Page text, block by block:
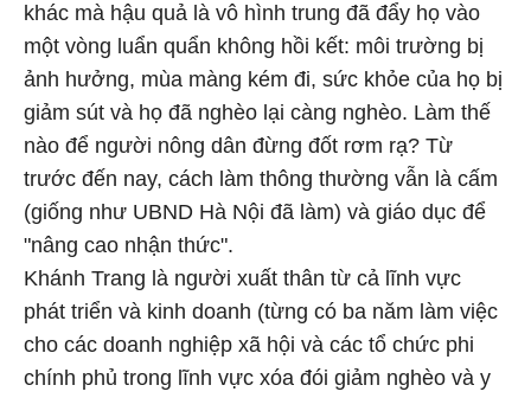
khác mà hậu quả là vô hình trung đã đẩy họ vào
một vòng luẩn quẩn không hồi kết: môi trường bị
ảnh hưởng, mùa màng kém đi, sức khỏe của họ bị
giảm sút và họ đã nghèo lại càng nghèo. Làm thế
nào để người nông dân đừng đốt rơm rạ? Từ
trước đến nay, cách làm thông thường vẫn là cấm
(giống như UBND Hà Nội đã làm) và giáo dục để
"nâng cao nhận thức".
Khánh Trang là người xuất thân từ cả lĩnh vực
phát triển và kinh doanh (từng có ba năm làm việc
cho các doanh nghiệp xã hội và các tổ chức phi
chính phủ trong lĩnh vực xóa đói giảm nghèo và y